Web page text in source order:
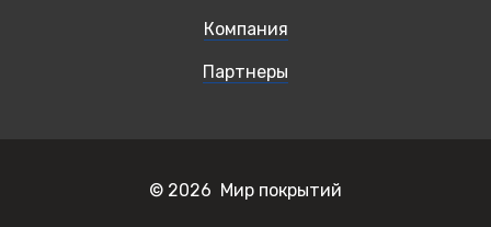
Компания
Партнеры
© 2026 Мир покрытий